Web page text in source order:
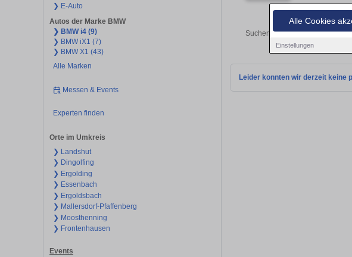
Alle Cookies
Einstellungen
❯ E-Auto
Autos der Marke BMW
❯ BMW i4 (9)
❯ BMW iX1 (7)
❯ BMW X1 (43)
Alle Marken
Messen & Events
Experten finden
Orte im Umkreis
❯ Landshut
❯ Dingolfing
❯ Ergolding
❯ Essenbach
❯ Ergoldsbach
❯ Mallersdorf-Pfaffenberg
❯ Moosthenning
❯ Frontenhausen
Events
Suchen Sie in Mengkofen
Leider konnten wir derzeit keine